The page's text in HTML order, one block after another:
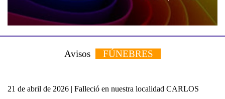
Avisos FÚNEBRES
21 de abril de 2026 | Falleció en nuestra localidad CARLOS